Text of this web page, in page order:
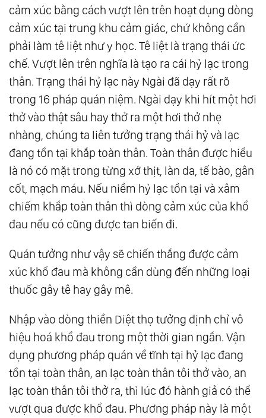
cảm xúc bằng cách vượt lên trên hoạt dụng dòng
cảm xúc tại trung khu cảm giác, chứ không cần
phải làm tê liệt như y học. Tê liệt là trạng thái ức
chế. Vượt lên trên nghĩa là tạo ra cái hỷ lạc trong
thân. Trạng thái hỷ lạc này Ngài đã dạy rất rõ
trong 16 pháp quán niệm. Ngài dạy khi hít một hơi
thở vào thật sâu hay thở ra một hơi thở nhẹ
nhàng, chúng ta liên tưởng trạng thái hỷ và lạc
đang tồn tại khắp toàn thân. Toàn thân được hiểu
là nó có mặt trong từng xớ thịt, làn da, tế bào, gân
cốt, mạch máu. Nếu niềm hỷ lạc tồn tại và xâm
chiếm khắp toàn thân thì dòng cảm xúc của khổ
đau nếu có cũng được tan biến đi.
Quán tưởng như vậy sẽ chiến thắng được cảm
xúc khổ đau mà không cần dùng đến những loại
thuốc gây tê hay gây mê.
Nhập vào dòng thiền Diệt thọ tưởng định chỉ vô
hiệu hoá khổ đau trong một thời gian ngắn. Vận
dụng phương pháp quán về tĩnh tại hỷ lạc đang
tồn tại toàn thân, an lạc toàn thân tôi thở vào, an
lạc toàn thân tôi thở ra, thì lúc đó hành giả có thể
vượt qua được khổ đau. Phương pháp này là một